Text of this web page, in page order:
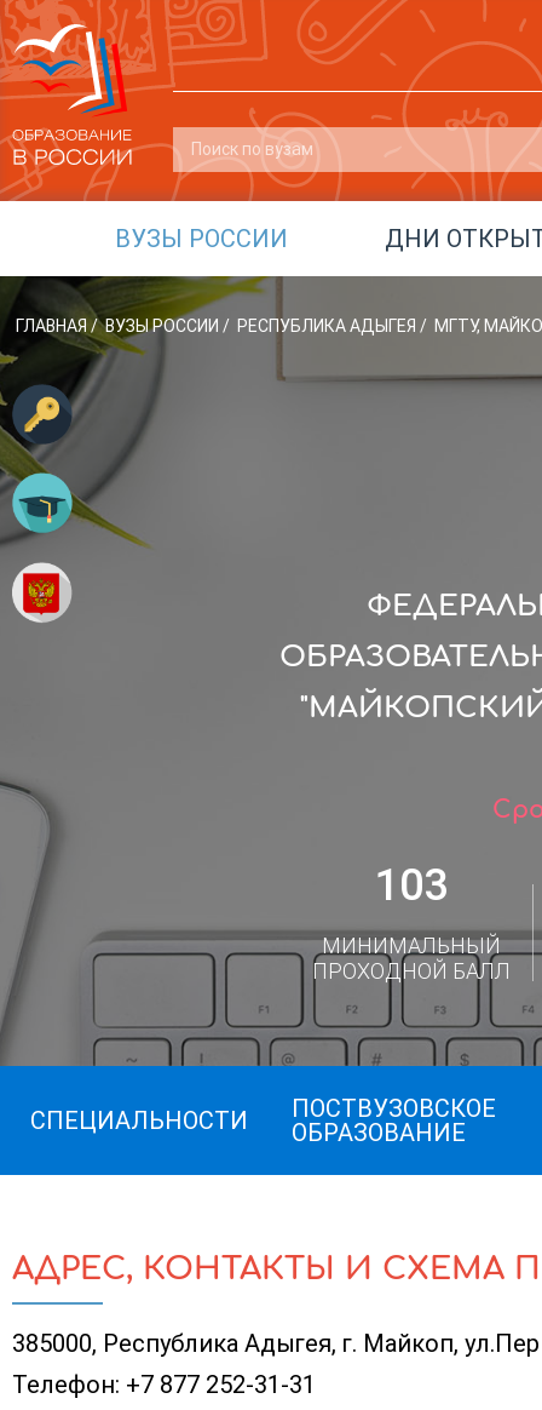
ВУЗЫ РОССИИ ДНИ
ГЛАВНАЯ / ВУЗЫ РОССИИ / РЕСПУБЛИКА АДЫГЕЯ / МГТУ,
103
МИНИМАЛЬНЫЙ
ПРОХОДНОЙ БАЛЛ
СПЕЦИАЛЬНОСТИ
ПОСТВУЗОВСКОЕ
ОБРАЗОВАНИЕ
АДРЕС, КОНТАКТЫ И СХЕМА
385000, Республика Адыгея, г. Майкоп,
Телефон: +7 877 252-31-31